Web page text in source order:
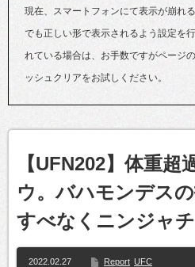
現在、スマートフォンにて表示が崩れ
でも正しい形で表示されるよう設定を
れている場合は、お手数ですがページ
ッシュクリアをお試しください。
【UFN202】体重超
ウ。バハモンデス
すべなくニンジャ
2022.02.27 Report UFC